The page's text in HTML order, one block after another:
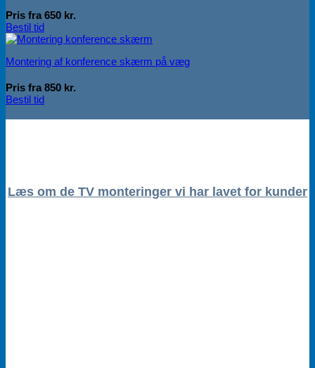
Pris fra 650 kr.
Bestil tid
Montering af konference skærm på væg
Pris fra 850 kr.
Bestil tid
Læs om de TV monteringer vi har lavet for kunder